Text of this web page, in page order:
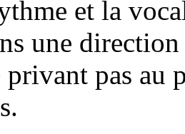
et la
une
pas au